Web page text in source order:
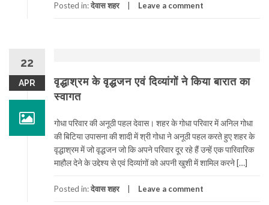
Posted in:देवास शहर Leave a comment
22
APR
वृद्धाश्रम के वृद्धजन एवं दिव्यांगों ने किया बारात का
स्वागत
गोधा परिवार की अनूठी पहल देवास। शहर के गोधा परिवार में अनिल गोधा
की बिटिया उपासना की शादी में श्री गोधा ने अनूठी पहल करते हुए शहर के
वृद्धाश्रम में जो वृद्धजन जो कि अपने परिवार दूर रहे हैं उन्हें एक पारिवारिक
माहौल देने के उद्देश्य से एवं दिव्यांगों को अपनी खुशी में शामिल करने […]
Posted in:देवास शहर Leave a comment